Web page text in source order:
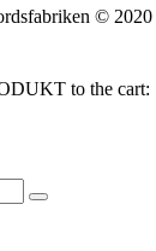
©
to the cart: